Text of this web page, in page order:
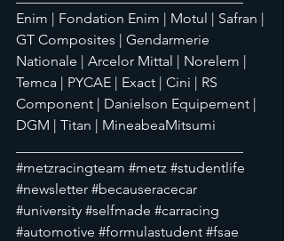
Enim | Fondation Enim | Motul | Safran |
GT Composites | Gendarmerie
Nationale | Arcelor Mittal | Norelem |
Temca | PYCAE | Exact | Cini | RS
Component | Danielson Equipement |
DGM | Titan | MineabeaMitsumi
#metzracingteam #metz #studentlife
#newsletter #becauseracecar
#university #selfmade #carracing
#automotive #formulastudent #fsae